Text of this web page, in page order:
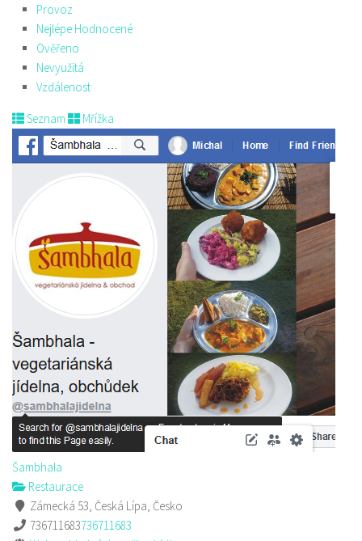
Provoz
Nejlépe Hodnocené
Ověřeno
Nevyužitá
Vzdálenost
Seznam Mřížka
Šambhala
Restaurace
Zámecká 53, Česká Lípa, Česko
736711683736711683